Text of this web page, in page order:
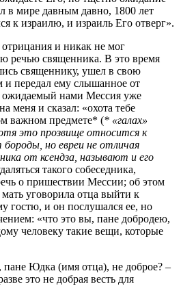
в мире давным давно, 1800 лет
к израилю, и израиль Его отверг».
и никак не мог
речью священника. В это время
священнику, ушел в свою
и передал ему слышанное от
ожидаемый нами Мессия уже
меня и сказал: «охота тебе
важном предмете* (* «галах»
это прозвище относится к
но евреи не отличая
от ксендза, называют и его
такого собеседника,
о пришествии Мессии; об этом
уговорила отца выйти к
гостю, и он послушался ее, но
«что это вы, пане добродею,
человеку такие вещи, которые
пане Юдка (имя отца), не доброе? –
это не добрая весть для